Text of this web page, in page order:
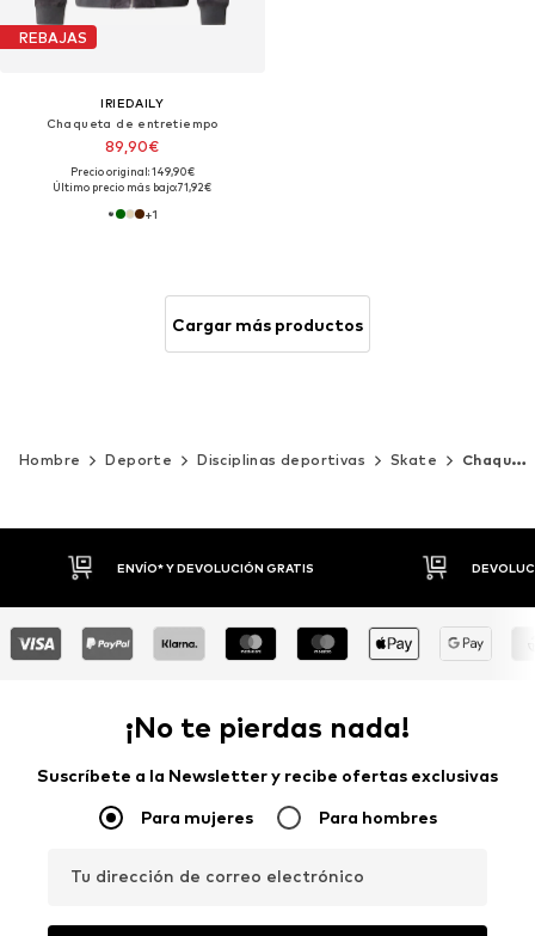
REBAJAS
IRIEDAILY
Chaqueta de entretiempo
89,90€
Precio original: 149,90€
Último precio más bajo:71,92€
+1
Cargar más productos
Hombre Deporte Disciplinas deportivas Skate Chaqueta
DEVOLUCIONES HASTA 30 DÍAS
¡No te pierdas nada!
Suscríbete a la Newsletter y recibe ofertas exclusivas
Para mujeres Para hombres
Tu dirección de correo electrónico